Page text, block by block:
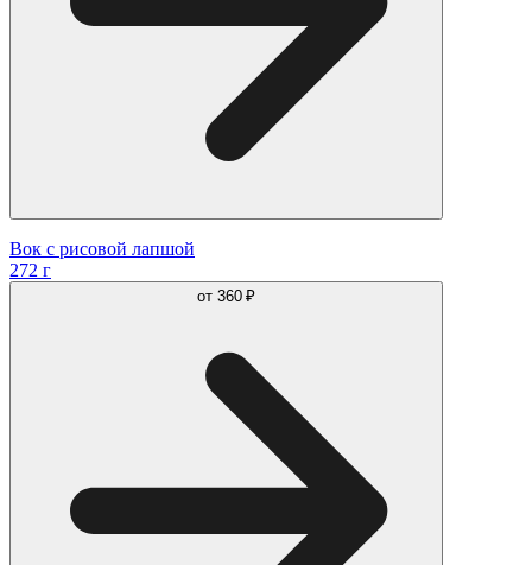
Вок с рисовой лапшой
272 г
от 360 ₽